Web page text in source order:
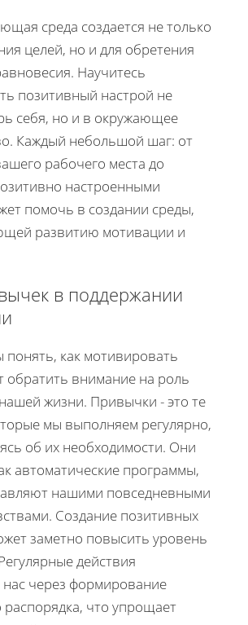
среда создается не только
целей, но и для обретения
Научитесь
позитивный настрой не
себя, но и в окружающее
Каждый небольшой шаг: от
рабочего места до
настроенными
помочь в создании среды,
развитию мотивации и
в поддержании
понять, как мотивировать
обратить внимание на роль
жизни. Привычки - это те
мы выполняем регулярно,
об их необходимости. Они
автоматические программы,
нашими повседневными
Создание позитивных
заметно повысить уровень
действия
через формирование
распорядка, что упрощает